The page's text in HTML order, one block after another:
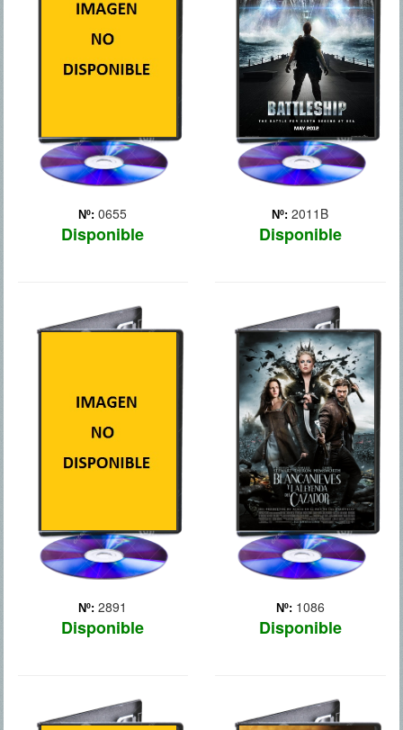
Nº: 0655
Disponible
Nº: 2011B
Disponible
Nº: 2891
Disponible
famoso interpretando en el
cine a un célebre
Riggan Thomson (Michael
Keaton) trata de darle un
luchando contra su ego,
Nº: 1086
Disponible
BLANCANIEVES Y LA
LEYENDA DEL
CAZADOR